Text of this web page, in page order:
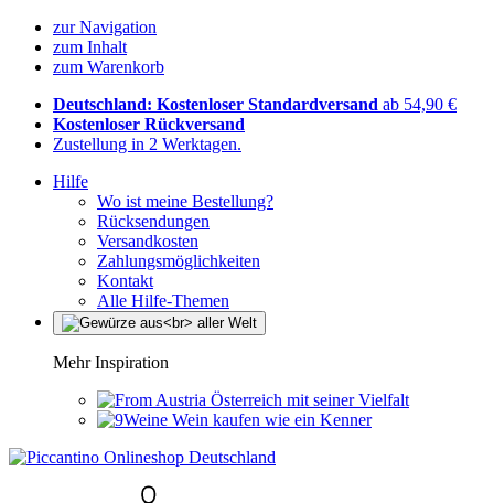
zur Navigation
zum Inhalt
zum Warenkorb
Deutschland: Kostenloser Standardversand ab 54,90 €
Kostenloser Rückversand
Zustellung in 2 Werktagen.
Hilfe
Wo ist meine Bestellung?
Rücksendungen
Versandkosten
Zahlungsmöglichkeiten
Kontakt
Alle Hilfe-Themen
Mehr Inspiration
Österreich mit seiner Vielfalt
Wein kaufen wie ein Kenner